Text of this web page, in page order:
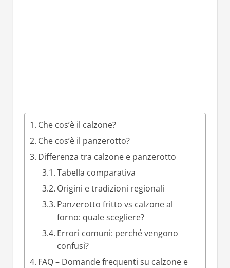
Che cos’è il calzone?
Che cos’è il panzerotto?
Differenza tra calzone e panzerotto
Tabella comparativa
Origini e tradizioni regionali
Panzerotto fritto vs calzone al
forno: quale scegliere?
Errori comuni: perché vengono
confusi?
FAQ – Domande frequenti su calzone e